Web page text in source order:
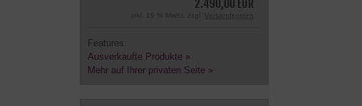
2.490,00 EUR
inkl. 19 % MwSt. zzgl.
Features:
Ausverkaufte Produkte »
Mehr auf Ihrer privaten Seite »